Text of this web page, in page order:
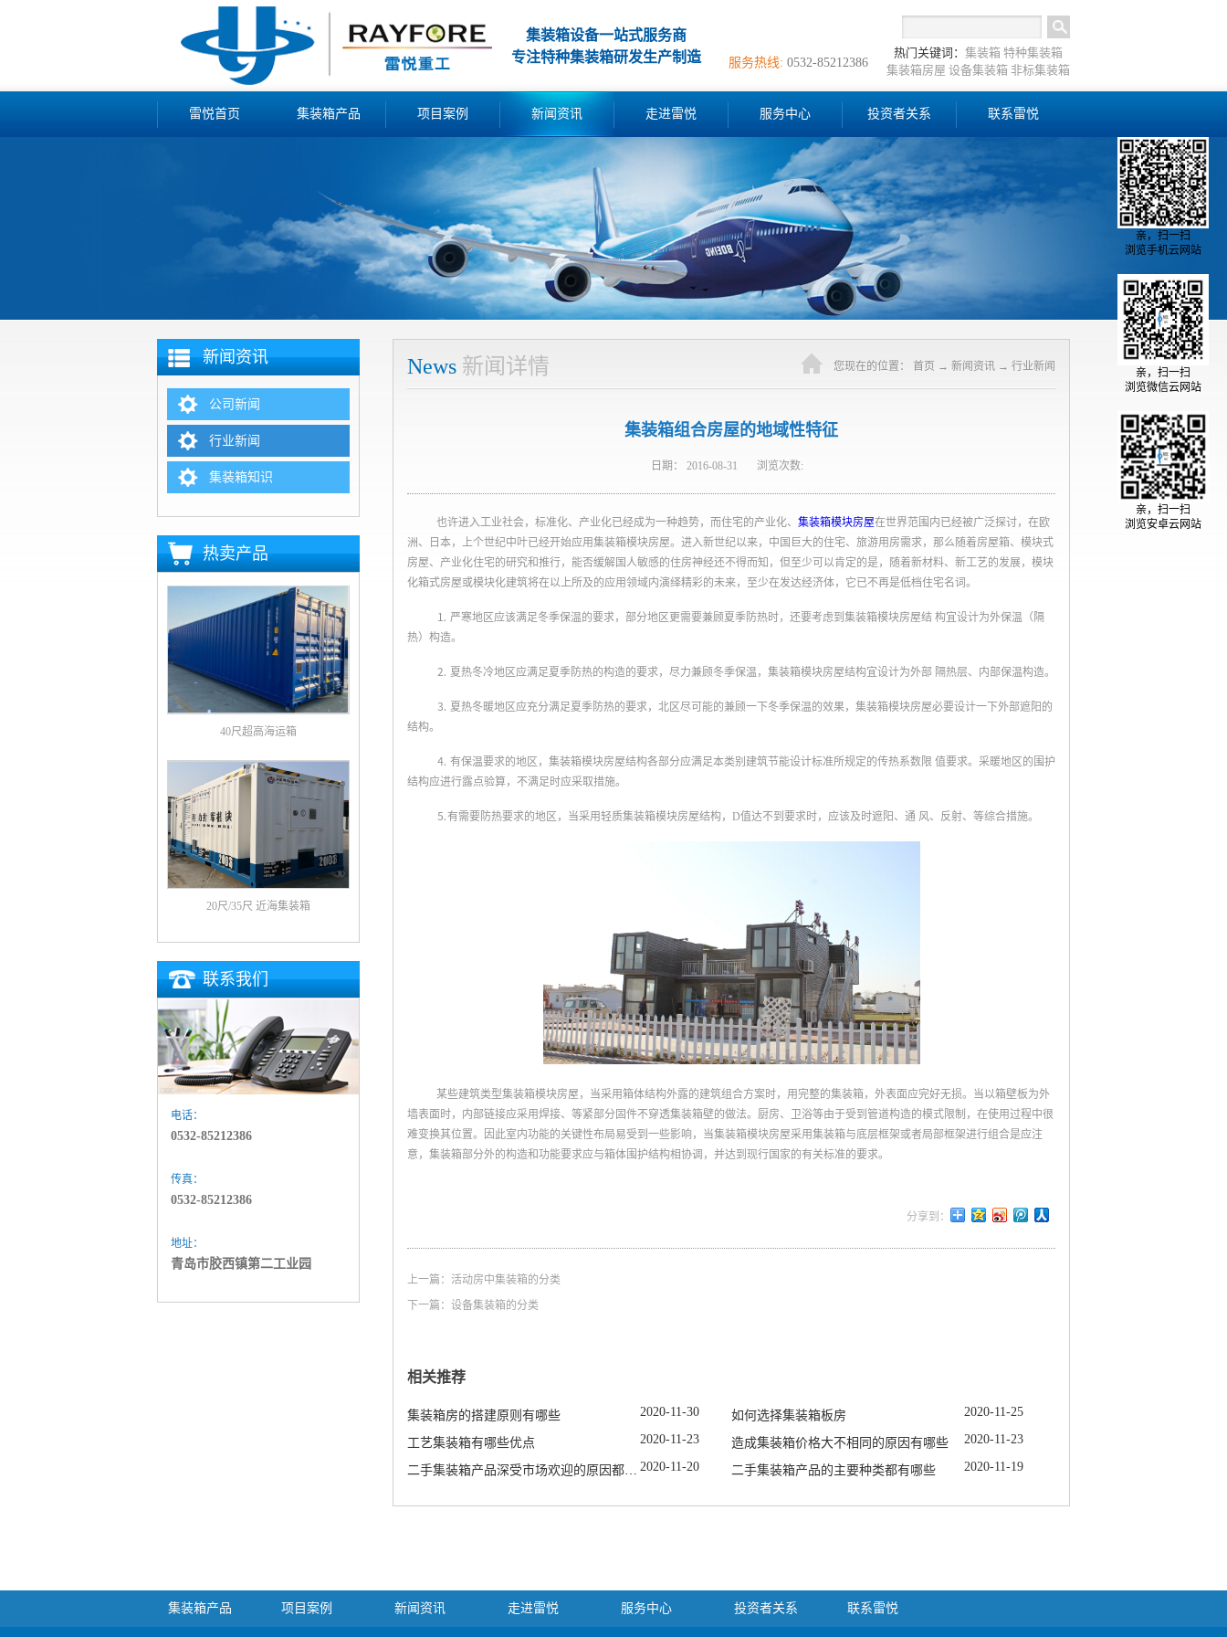
集装箱设备一站式服务商
专注特种集装箱研发生产制造
热门关键词： 集装箱 特种集装箱
集装箱房屋 设备集装箱 非标集装箱
服务热线: 0532-85212386
雷悦首页 集装箱产品 项目案例 新闻资讯 走进雷悦 服务中心 投资者关系 联系雷悦
新闻资讯
公司新闻
行业新闻
集装箱知识
热卖产品
40尺超高海运箱
20尺/35尺 近海集装箱
联系我们
电话：
0532-85212386
传真：
0532-85212386
地址：
青岛市胶西镇第二工业园
News 新闻详情 您现在的位置： 首页 → 新闻资讯 → 行业新闻
集装箱组合房屋的地域性特征
日期： 2016-08-31 浏览次数:
也许进入工业社会，标准化、产业化已经成为一种趋势，而住宅的产业化、 集装箱模块房屋在世界范围内已经被广泛探讨，在欧
洲、日本，上个世纪中叶已经开始应用集装箱模块房屋。进入新世纪以来，中国巨大的住宅、旅游用房需求，那么随着房屋箱、模块式
房屋、产业化住宅的研究和推行，能否缓解国人敏感的住房神经还不得而知，但至少可以肯定的是，随着新材料、新工艺的发展，模块
化箱式房屋或模块化建筑将在以上所及的应用领域内演绎精彩的未来，至少在发达经济体，它已不再是低档住宅名词。
⒈ 严寒地区应该满足冬季保温的要求，部分地区更需要兼顾夏季防热时，还要考虑到集装箱模块房屋结 构宜设计为外保温（隔
热）构造。
⒉ 夏热冬冷地区应满足夏季防热的构造的要求，尽力兼顾冬季保温，集装箱模块房屋结构宜设计为外部 隔热层、内部保温构造。
⒊ 夏热冬暖地区应充分满足夏季防热的要求，北区尽可能的兼顾一下冬季保温的效果，集装箱模块房屋必要设计一下外部遮阳的
结构。
⒋ 有保温要求的地区，集装箱模块房屋结构各部分应满足本类别建筑节能设计标准所规定的传热系数限 值要求。采暖地区的围护
结构应进行露点验算，不满足时应采取措施。
⒌有需要防热要求的地区，当采用轻质集装箱模块房屋结构，D值达不到要求时，应该及时遮阳、通 风、反射、等综合措施。
某些建筑类型集装箱模块房屋，当采用箱体结构外露的建筑组合方案时，用完整的集装箱，外表面应完好无损。当以箱壁板为外
墙表面时，内部链接应采用焊接、等紧部分固件不穿透集装箱壁的做法。厨房、卫浴等由于受到管道构造的模式限制，在使用过程中很
难变换其位置。因此室内功能的关键性布局易受到一些影响，当集装箱模块房屋采用集装箱与底层框架或者局部框架进行组合是应注
意，集装箱部分外的构造和功能要求应与箱体围护结构相协调，并达到现行国家的有关标准的要求。
上一篇： 活动房中集装箱的分类
下一篇： 设备集装箱的分类
相关推荐
集装箱房的搭建原则有哪些 2020-11-30 如何选择集装箱板房 2020-11-25
工艺集装箱有哪些优点 2020-11-23 造成集装箱价格大不相同的原因有哪些 2020-11-23
二手集装箱产品深受市场欢迎的原因都有哪些 2020-11-20 二手集装箱产品的主要种类都有哪些 2020-11-19
集装箱产品 项目案例 新闻资讯 走进雷悦 服务中心 投资者关系 联系雷悦
亲，扫一扫
浏览手机云网站
亲，扫一扫
浏览微信云网站
亲，扫一扫
浏览安卓云网站